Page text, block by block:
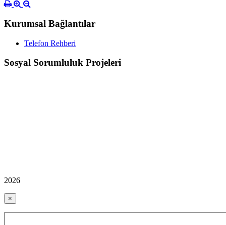
Kurumsal Bağlantılar
Telefon Rehberi
Sosyal Sorumluluk Projeleri
2026
×